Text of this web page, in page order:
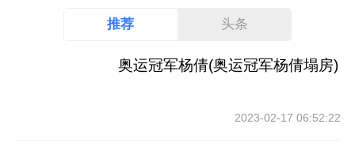
推荐 头条
奥运冠军杨倩(奥运冠军杨倩塌房)
2023-02-17 06:52:22